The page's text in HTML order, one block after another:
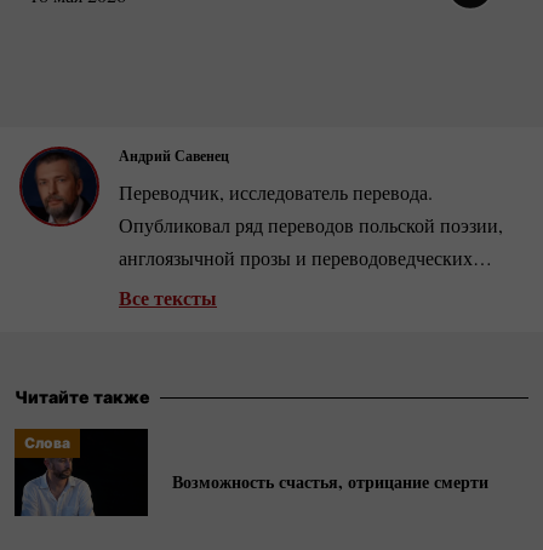
Андрий Савенец
Переводчик, исследователь перевода.
Опубликовал ряд переводов польской поэзии,
англоязычной прозы и переводоведческих
исследований.
Все тексты
Читайте также
Слова
Возможность счастья, отрицание смерти